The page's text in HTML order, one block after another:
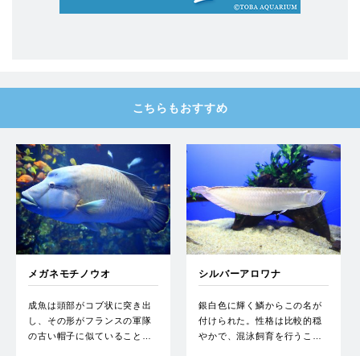
こちらもおすすめ
メガネモチノウオ
成魚は頭部がコブ状に突き出
し、その形がフランスの軍隊
の古い帽子に似ていること…
シルバーアロワナ
銀白色に輝く鱗からこの名が
付けられた。性格は比較的穏
やかで、混泳飼育を行うこ…